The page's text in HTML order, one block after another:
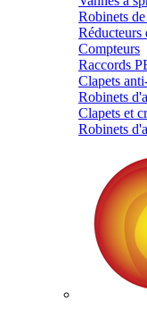
Robinets
Réducteurs
Compteurs
Raccords
Clapets
Robinets
Clapets et
Robinets